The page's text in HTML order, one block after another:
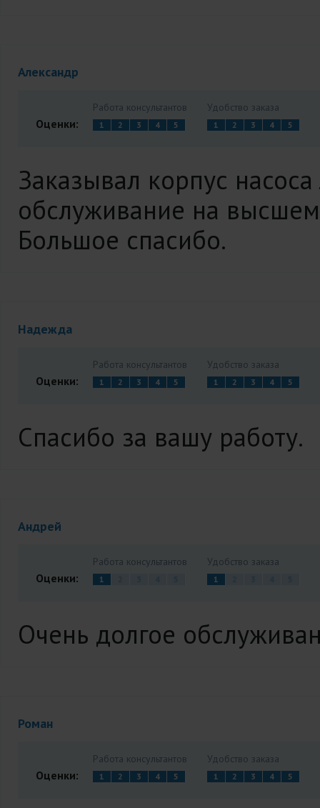
Александр
Оценки:
Работа консультантов
1 2 3 4 5
Удобство заказа
1 2 3 4 5
Заказывал корпус
обслуживание на
Большое спасибо.
Надежда
Оценки:
Работа консультантов
1 2 3 4 5
Удобство заказа
1 2 3 4 5
Спасибо за вашу работу.
Андрей
Оценки:
Работа консультантов
1
Удобство заказа
1
Очень долгое
Роман
Оценки:
Работа консультантов
1 2 3 4 5
Удобство заказа
1 2 3 4 5